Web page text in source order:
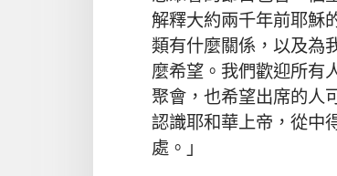
解釋大約兩千年前耶穌
類有什麼關係，以及為
麼希望。我們歡迎所有
聚會，也希望出席的人
認識耶和華上帝，從中
處。」